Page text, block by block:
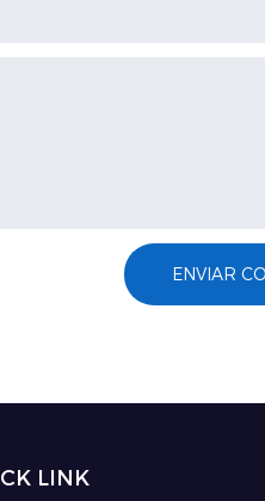
ENVIAR
LINK